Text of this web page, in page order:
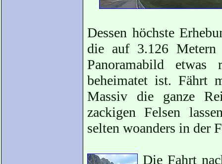
Dessen höchste
die auf 3.126
Panoramabild
beheimatet ist. Fährt
Massiv die ganze
zackigen Felsen
selten woanders in der
Die Fahrt